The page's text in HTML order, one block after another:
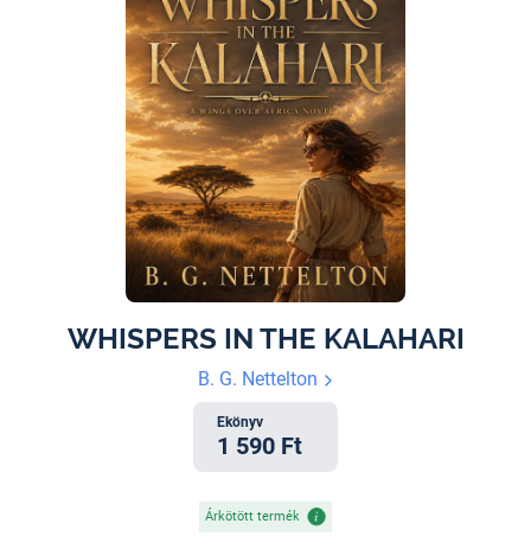
WHISPERS IN THE KALAHARI
B. G. Nettelton
Ekönyv
1 590 Ft
Árkötött termék